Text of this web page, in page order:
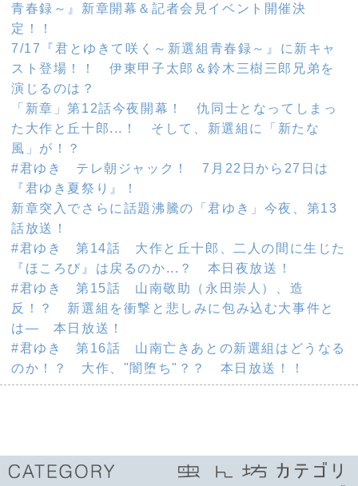
青春録～』新章開幕＆記者会見イベント開催決
定！！
7/17『君とゆきて咲く～新選組青春録～』に新キャ
スト登場！！ 伊東甲子太郎＆鈴木三樹三郎兄弟を
演じるのは？
「新章」第12話今夜開幕！ 仇同士となってしまっ
た大作と丘十郎...！ そして、新選組に「新たな
風」が！？
#君ゆき テレ朝ジャック！ 7月22日から27日は
『君ゆき夏祭り』！
新章突入でさらに話題沸騰の「君ゆき」今夜、第13
話放送！
#君ゆき 第14話 大作と丘十郎、二人の間に生じた
『ほころび』は戻るのか...？ 本日夜放送！
#君ゆき 第15話 山南敬助（永田崇人）、造
反！？ 新選組を衝撃と悲しみに包み込む大事件と
は― 本日放送！
#君ゆき 第16話 山南亡きあとの新選組はどうなる
のか！？ 大作、"闇堕ち"？？ 本日放送！！